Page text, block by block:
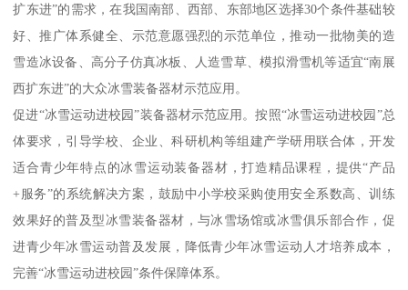
扩东进”的需求，在我国南部、西部、东部地区选择30个条件基础较
好、推广体系健全、示范意愿强烈的示范单位，推动一批物美的造
雪造冰设备、高分子仿真冰板、人造雪草、模拟滑雪机等适宜“南展
西扩东进”的大众冰雪装备器材示范应用。
促进“冰雪运动进校园”装备器材示范应用。按照“冰雪运动进校园”总
体要求，引导学校、企业、科研机构等组建产学研用联合体，开发
适合青少年特点的冰雪运动装备器材，打造精品课程，提供“产品
+服务”的系统解决方案，鼓励中小学校采购使用安全系数高、训练
效果好的普及型冰雪装备器材，与冰雪场馆或冰雪俱乐部合作，促
进青少年冰雪运动普及发展，降低青少年冰雪运动人才培养成本，
完善“冰雪运动进校园”条件保障体系。